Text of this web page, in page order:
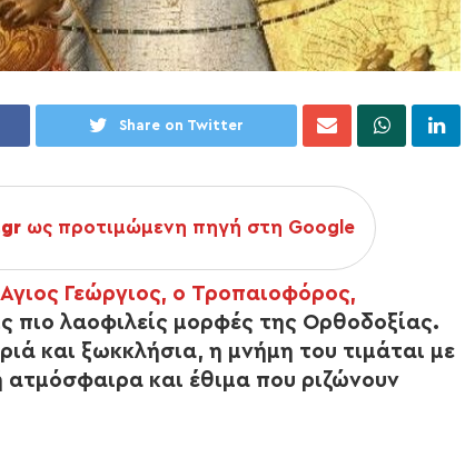
Share on Twitter
ως προτιμώμενη πηγή στη Google
Άγιος Γεώργιος, ο Τροπαιοφόρος,
πιο λαοφιλείς μορφές της Ορθοδοξίας.
και ξωκκλήσια, η μνήμη του τιμάται με
ατμόσφαιρα και έθιμα που ριζώνουν